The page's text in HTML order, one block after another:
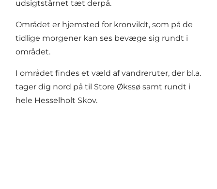
udsigtstårnet tæt derpå.
Området er hjemsted for kronvildt, som på de
tidlige morgener kan ses bevæge sig rundt i
området.
I området findes et væld afvandreruter, der bl.a.
tager dig nord på til Store Økssø samt rundt i
hele Hesselholt Skov.